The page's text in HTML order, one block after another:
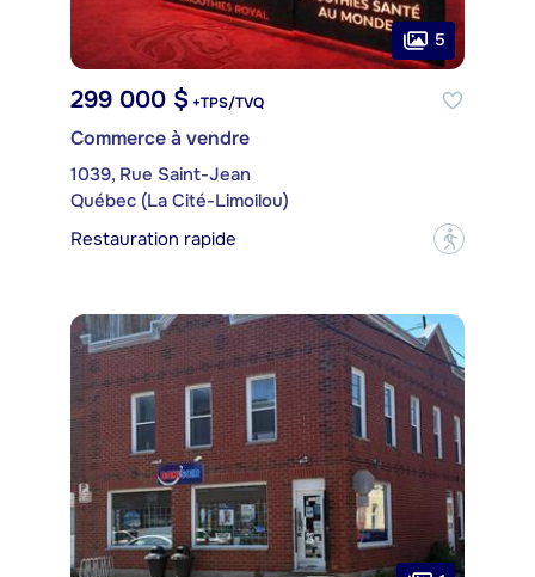
5
299 000 $ +TPS/TVQ
Commerce à vendre
1039, Rue Saint-Jean
Québec (La Cité-Limoilou)
Restauration rapide
?